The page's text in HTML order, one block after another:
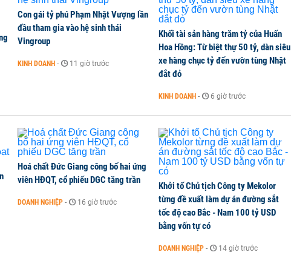
hơn 2.100 tỷ đồng sau tháng 7 ‘tồi tệ’
sống: Điều gì đang tạo nên sức hút của đô thị biển?
Con gái tỷ phú Phạm Nhật Vượng lần
đầu tham gia vào hệ sinh thái
Vingroup
KINH DOANH - 11 giờ trước
Khối tài sản hàng trăm tỷ của Huấn
Hoa Hồng: Từ biệt thự 50 tỷ, dàn siêu
xe hàng chục tỷ đến vườn tùng Nhật
đắt đỏ
KINH DOANH - 6 giờ trước
Hoá chất Đức Giang công bố hai ứng
viên HĐQT, cổ phiếu DGC tăng trần
DOANH NGHIỆP - 16 giờ trước
Khởi tố Chủ tịch Công ty Mekolor
từng đề xuất làm dự án đường sắt
tốc độ cao Bắc - Nam 100 tỷ USD
bằng vốn tự có
DOANH NGHIỆP - 14 giờ trước